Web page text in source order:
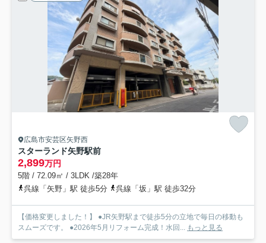
広島市安芸区矢野西
スターランド矢野駅前
2,899万円
5階 / 72.09㎡ / 3LDK /築28年
呉線「矢野」駅 徒歩5分
呉線「坂」駅 徒歩32分
【価格変更しました！】 ●JR矢野駅まで徒歩5分の立地で毎日の移動も
スムーズです。 ●2026年5月リフォーム完成！水回... もっと見る